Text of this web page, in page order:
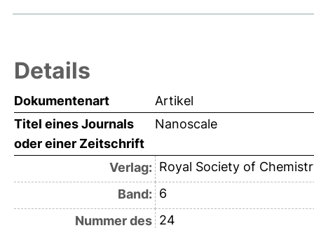
Details
Dokumentenart
Artikel
Titel eines Journals
oder einer Zeitschrift
Nanoscale
Verlag: Royal Society of
Band: 6
Nummer des 24